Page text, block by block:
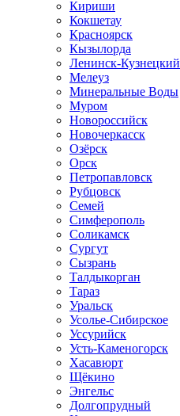
Кириши
Кокшетау
Красноярск
Кызылорда
Ленинск-Кузнецкий
Мелеуз
Минеральные Воды
Муром
Новороссийск
Новочеркасск
Озёрск
Орск
Петропавловск
Рубцовск
Семей
Симферополь
Соликамск
Сургут
Сызрань
Талдыкорган
Тараз
Уральск
Усолье-Сибирское
Уссурийск
Усть-Каменогорск
Хасавюрт
Щёкино
Энгельс
Долгопрудный